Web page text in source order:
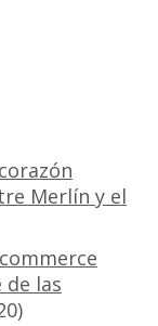
Merlín y el
de las